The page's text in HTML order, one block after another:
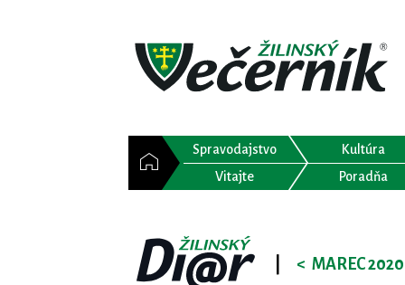
Spravodajstvo Kultúra
Vitajte
Poradňa
< MAREC 2020